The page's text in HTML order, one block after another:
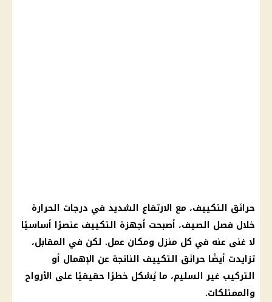
حرائق التكييف، مع الارتفاع الشديد في درجات الحرارة
خلال فصل الصيف، أصبحت أجهزة التكييف عنصرًا أساسيًا
لا غنى عنه في كل منزل ومكان عمل. لكن في المقابل،
تزايدت أيضًا حرائق التكييف الناتجة عن الإهمال أو
التركيب غير السليم، ما يُشكل خطرًا حقيقيًا على الأرواح
والممتلكات.